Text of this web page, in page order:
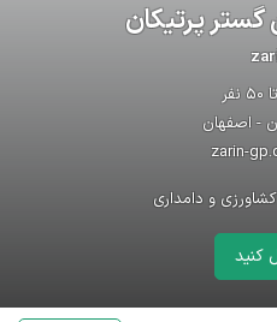
گستر پرتیکان
- اصفهان
کشاورزی و دامداری
کنید